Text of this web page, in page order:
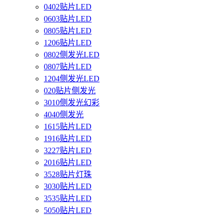
0402贴片LED
0603贴片LED
0805贴片LED
1206贴片LED
0802侧发光LED
0807贴片LED
1204侧发光LED
020贴片侧发光
3010侧发光幻彩
4040侧发光
1615贴片LED
1916贴片LED
3227贴片LED
2016贴片LED
3528贴片灯珠
3030贴片LED
3535贴片LED
5050贴片LED